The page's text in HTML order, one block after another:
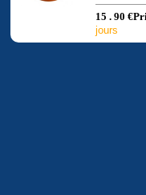
15 . 90 €
jours